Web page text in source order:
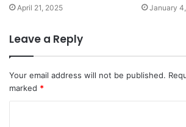
April 21, 2025 January
Leave a Reply
Your email address will not be published.
marked *